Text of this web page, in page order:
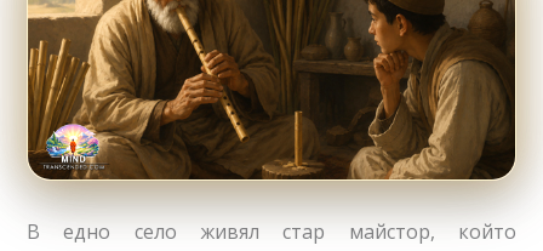
В едно село живял стар майстор, който